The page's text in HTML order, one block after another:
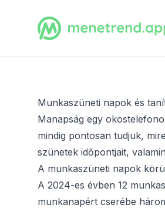
Munkaszüneti napok és
Manapság egy
mindig pontosan tudjuk,
szünetek időpontjait,
A munkaszüneti napok
A 2024-es évben 12
munkanapért cserébe